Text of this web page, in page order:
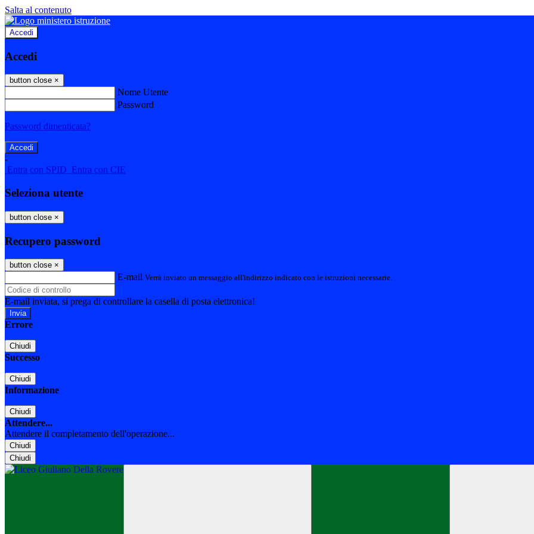
Salta al contenuto
Accedi
Accedi
button close ×
Nome Utente
Password
Password dimenticata?
-
Entra con SPID Entra con CIE
Seleziona utente
button close ×
Recupero password
button close ×
E-mail Verrà inviato un messaggio all'indirizzo indicato con le istruzioni necessarie.
E-mail inviata, si prega di controllare la casella di posta elettronica!
Errore
Chiudi
Successo
Chiudi
Informazione
Chiudi
Attendere...
Attendere il completamento dell'operazione...
Chiudi
Chiudi